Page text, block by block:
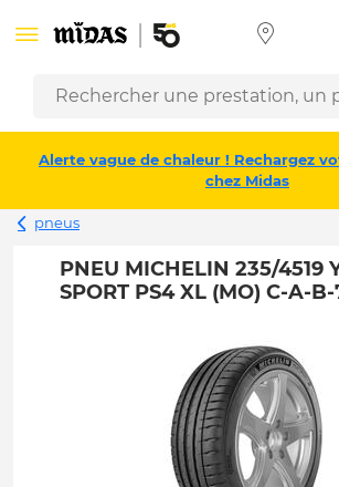
Alerte vague de chaleur ! Rechargez
chez Midas
pneus
PNEU MICHELIN 235/4519
SPORT PS4 XL (MO) C-A-B-